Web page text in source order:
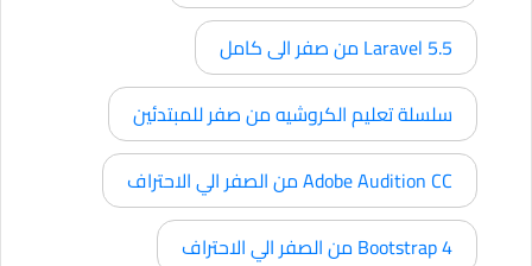
Laravel 5.5 من صفر الى كامل
سلسلة تعليم الكروشيه من صفر للمبتدئين
Adobe Audition CC من الصفر الي الاحتراف
Bootstrap 4 من الصفر الي الاحتراف